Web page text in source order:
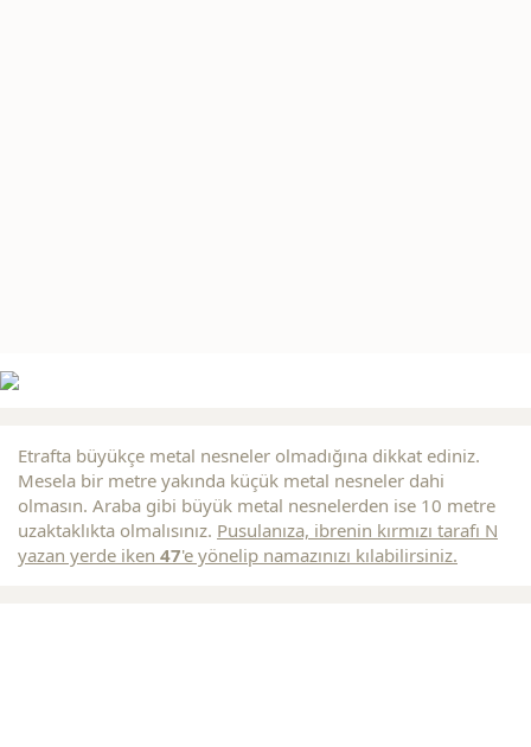
Etrafta büyükçe metal nesneler olmadığına dikkat ediniz.
Mesela bir metre yakında küçük metal nesneler dahi
olmasın. Araba gibi büyük metal nesnelerden ise 10 metre
uzaktaklıkta olmalısınız. Pusulanıza, ibrenin kırmızı tarafı N
yazan yerde iken 47'e yönelip namazınızı kılabilirsiniz.